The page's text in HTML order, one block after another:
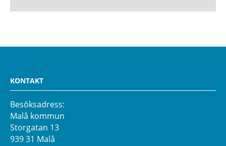
KONTAKT
Besöksadress:
Malå kommun
Storgatan 13
939 31 Malå